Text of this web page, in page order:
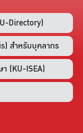
Directory)
สำหรับบุคลากร
(KU-ISEA)